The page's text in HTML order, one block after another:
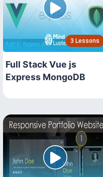
3 Lessons
Full Stack Vue js
Express MongoDB